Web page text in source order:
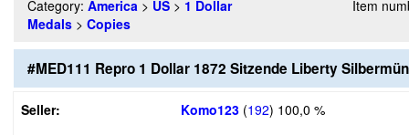
Category: America > US > 1 Dollar
Medals > Copies
Item
#MED111 Repro 1 Dollar 1872 Sitzende Liberty
Seller: Komo123 (192) 100,0 %